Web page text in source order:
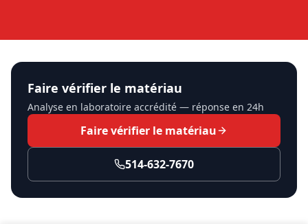
Faire vérifier le matériau
Analyse en laboratoire accrédité — réponse en 24h
Faire vérifier le matériau
514-632-7670